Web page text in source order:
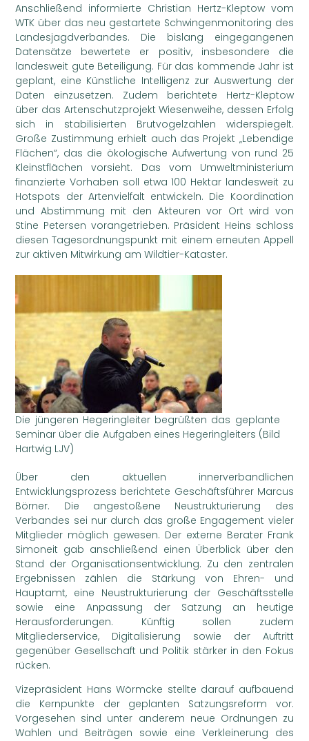
Anschließend informierte Christian Hertz-Kleptow vom
WTK über das neu gestartete Schwingenmonitoring des
Landesjagdverbandes. Die bislang eingegangenen
Datensätze bewertete er positiv, insbesondere die
landesweit gute Beteiligung. Für das kommende Jahr ist
geplant, eine Künstliche Intelligenz zur Auswertung der
Daten einzusetzen. Zudem berichtete Hertz-Kleptow
über das Artenschutzprojekt Wiesenweihe, dessen Erfolg
sich in stabilisierten Brutvogelzahlen widerspiegelt.
Große Zustimmung erhielt auch das Projekt „Lebendige
Flächen“, das die ökologische Aufwertung von rund 25
Kleinstflächen vorsieht. Das vom Umweltministerium
finanzierte Vorhaben soll etwa 100 Hektar landesweit zu
Hotspots der Artenvielfalt entwickeln. Die Koordination
und Abstimmung mit den Akteuren vor Ort wird von
Stine Petersen vorangetrieben. Präsident Heins schloss
diesen Tagesordnungspunkt mit einem erneuten Appell
zur aktiven Mitwirkung am Wildtier-Kataster.
Die jüngeren Hegeringleiter begrüßten das geplante
Seminar über die Aufgaben eines Hegeringleiters (Bild
Hartwig LJV)
Über den aktuellen innerverbandlichen
Entwicklungsprozess berichtete Geschäftsführer Marcus
Börner. Die angestoßene Neustrukturierung des
Verbandes sei nur durch das große Engagement vieler
Mitglieder möglich gewesen. Der externe Berater Frank
Simoneit gab anschließend einen Überblick über den
Stand der Organisationsentwicklung. Zu den zentralen
Ergebnissen zählen die Stärkung von Ehren- und
Hauptamt, eine Neustrukturierung der Geschäftsstelle
sowie eine Anpassung der Satzung an heutige
Herausforderungen. Künftig sollen zudem
Mitgliederservice, Digitalisierung sowie der Auftritt
gegenüber Gesellschaft und Politik stärker in den Fokus
rücken.
Vizepräsident Hans Wörmcke stellte darauf aufbauend
die Kernpunkte der geplanten Satzungsreform vor.
Vorgesehen sind unter anderem neue Ordnungen zu
Wahlen und Beiträgen sowie eine Verkleinerung des